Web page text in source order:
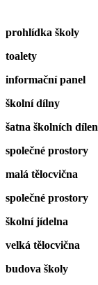
prohlídka školy
toalety
informační panel
školní dílny
šatna školních dílen
společné prostory
malá tělocvična
společné prostory
školní jídelna
velká tělocvična
budova školy